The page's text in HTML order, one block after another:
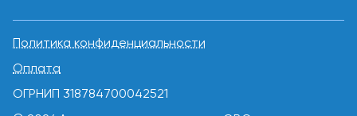
Политика конфиденциальности
Оплата
ОГРНИП 318784700042521